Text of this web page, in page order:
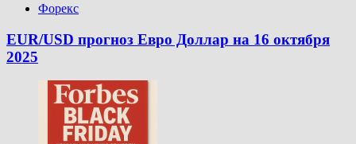
Форекс
EUR/USD прогноз Евро Доллар на 16 октября
2025